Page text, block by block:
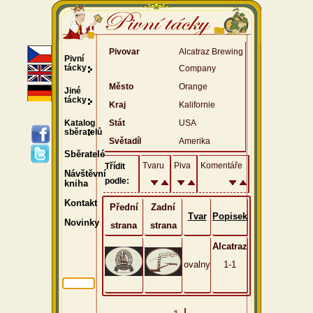
Pivovar
Alcatraz Brewing
Company
Město
Orange
Kraj
Kalifornie
Stát
USA
Světadíl
Amerika
Třídit
podle:
Tvaru Piva Komentáře
Přední
strana
Zadní
strana
Tvar Popisek
ovalny
Alcatraz
1-1
Pivní
tácky
Jiné
tácky
Katalog
sběratelů
Sběratelé
Návštěvní
kniha
Kontakt
Novinky